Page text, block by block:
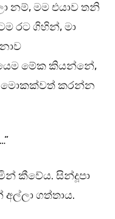
නම්, මම එයාව තනි
රට ගිහින්, මා
මේක කියන්නේ,
මොකක්වත් කරන්න
කීවේය. සින්දූපා
අල්ලා ගත්තාය.